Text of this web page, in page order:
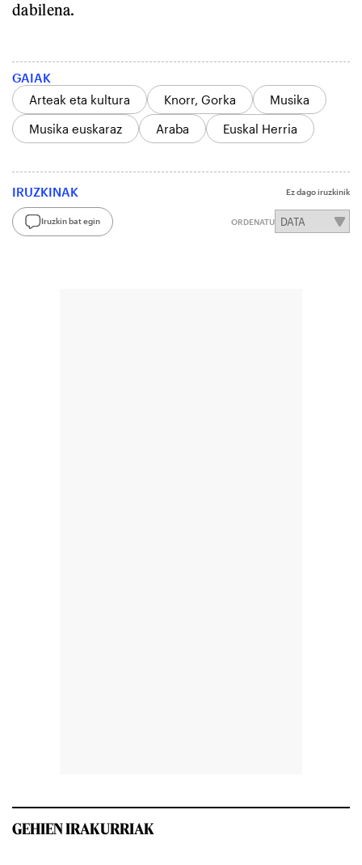
dabilena.
GAIAK
Arteak eta kultura
Knorr, Gorka
Musika
Musika euskaraz
Araba Euskal Herria
IRUZKINAK Ez dago iruzkinik
Iruzkin bat egin ORDENATU
GEHIEN IRAKURRIAK